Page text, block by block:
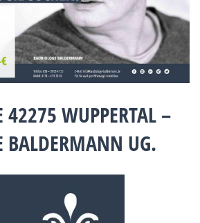
42275 WUPPERTAL –
BALDERMANN UG.